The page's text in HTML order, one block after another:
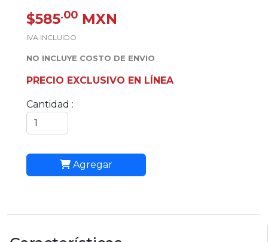
$585.00 MXN
IVA INCLUIDO
NO INCLUYE COSTO DE ENVIO
PRECIO EXCLUSIVO EN LÍNEA
Cantidad :
Agregar